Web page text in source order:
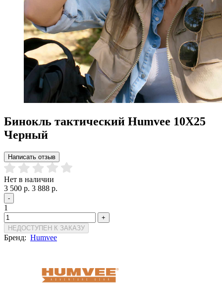
Бинокль тактический Humvee 10X25
Черный
Написать отзыв
Нет в наличии
3 500 р. 3 888 р.
-
1
+
НЕДОСТУПЕН К ЗАКАЗУ
Бренд: Humvee